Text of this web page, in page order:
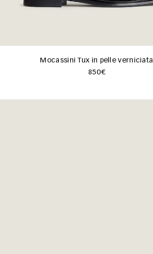
Mocassini Tux in pelle verniciata
850€